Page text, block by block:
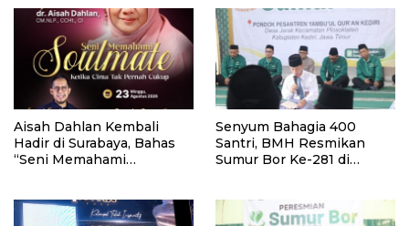
Aisah Dahlan Kembali
Hadir di Surabaya, Bahas
“Seni Memahami
Senyum Bahagia 400
Santri, BMH Resmikan
Sumur Bor Ke-281 di